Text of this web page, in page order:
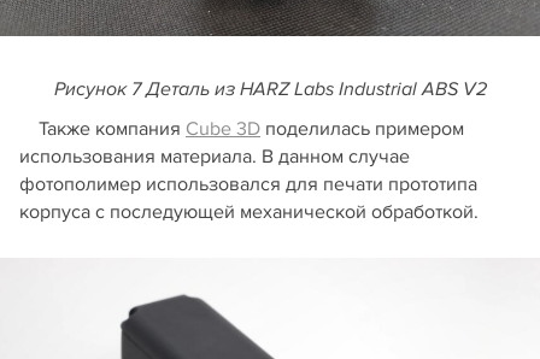
Рисунок 7 Деталь из HARZ Labs Industrial ABS V2
Также компания Cube 3D поделилась примером
использования материала. В данном случае
фотополимер использовался для печати прототипа
корпуса с последующей механической обработкой.